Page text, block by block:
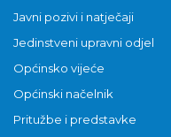
Javni pozivi i natječaji
Jedinstveni upravni odjel
Općinsko vijeće
Općinski načelnik
Pritužbe i predstavke